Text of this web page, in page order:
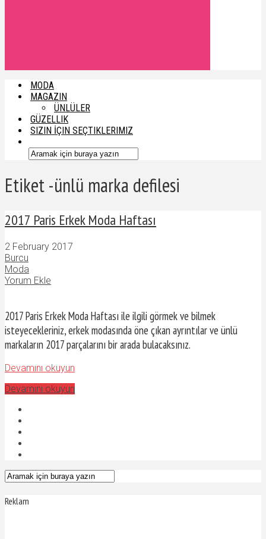
MODA
MAGAZIN
ÜNLÜLER
GÜZELLIK
SIZIN İÇIN SEÇTIKLERIMIZ
Etiket -ünlü marka defilesi
2017 Paris Erkek Moda Haftası
2 February 2017
Burcu
Moda
Yorum Ekle
2017 Paris Erkek Moda Haftası ile ilgili görmek ve bilmek
isteyecekleriniz, erkek modasında öne çıkan ayrıntılar ve ünlü
markaların 2017 parçalarını bir arada bulacaksınız.
Devamını okuyun
Devamını okuyun
Reklam